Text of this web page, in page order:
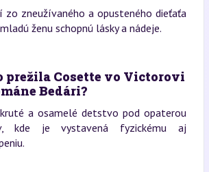
zo zneužívaného a opusteného dieťaťa
ženu schopnú lásky a nádeje.
prežila Cosette vo Victorovi
Bedári?
a osamelé detstvo pod opaterou
kde je vystavená fyzickému aj